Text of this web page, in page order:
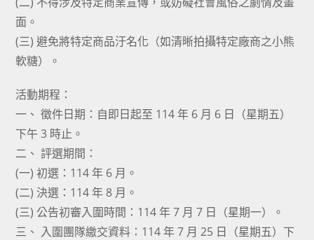
面。
(三) 避免將特定商品汙名化（如清晰拍攝特定廠商之小熊
軟糖）。
活動期程：
一、 徵件日期：自即日起至 114 年 6 月 6 日（星期五）
下午 3 時止。
二、 評選期間：
(一) 初選：114 年 6 月。
(二) 決選：114 年 8 月。
(三) 公告初審入圍時間：114 年 7 月 7 日（星期一）。
三、 入圍團隊繳交資料：114 年 7 月 25 日（星期五）下